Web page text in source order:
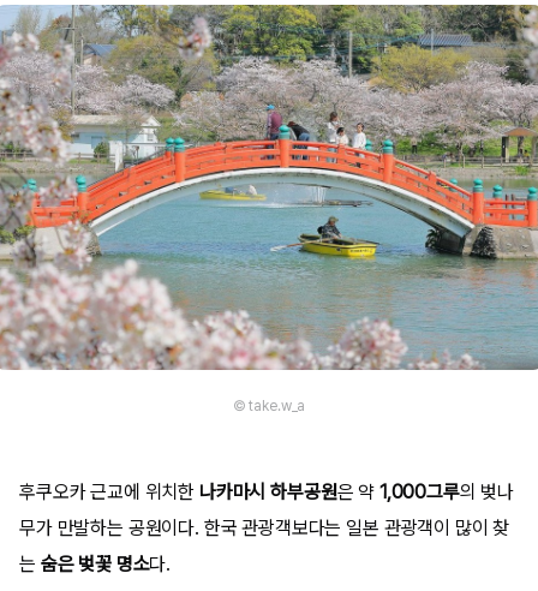
© take.w_a
후쿠오카 근교에 위치한 나카마시 하부공원은 약 1,000그루의 벚나
무가 만발하는 공원이다. 한국 관광객보다는 일본 관광객이 많이 찾
는 숨은 벚꽃 명소다.